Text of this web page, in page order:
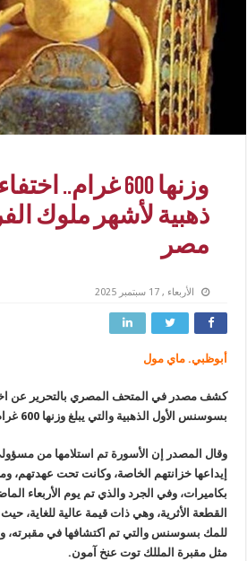
وزنها 600 غرام..
ذهبية لأشهر ملوك
مصر
الأربعاء , 17 سبتمبر 2025
أبوظبي. ماي مول
كشف مصدر في المتحف المصري بالتحرير عن
بسوسنس الأول الذهبية والتي يبلغ وزنها 600 غرام.
وقال المصدر إن الأسورة تم استلامها من
إيداعها خزانتهم الخاصة، وكانت تحت عهدتهم،
بكاميرات، وفي الجرد والذي تم يوم الأربعاء
القطعة الأثرية، وهي ذات قيمة عالية للغاية، حيث
للمك بسوسنس والتي تم اكتشافها في مقبرته،
مثل مقبرة المللك توت عنخ آمون.